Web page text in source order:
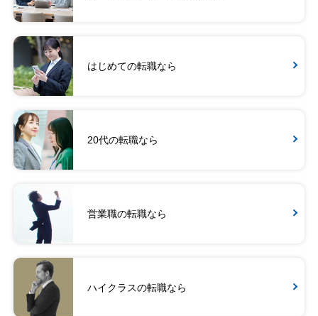
はじめての転職なら
20代の転職なら
営業職の転職なら
ハイクラスの転職なら